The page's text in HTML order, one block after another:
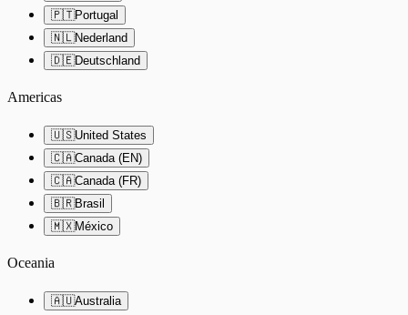
🇵🇹Portugal
🇳🇱Nederland
🇩🇪Deutschland
Americas
🇺🇸United States
🇨🇦Canada (EN)
🇨🇦Canada (FR)
🇧🇷Brasil
🇲🇽México
Oceania
🇦🇺Australia